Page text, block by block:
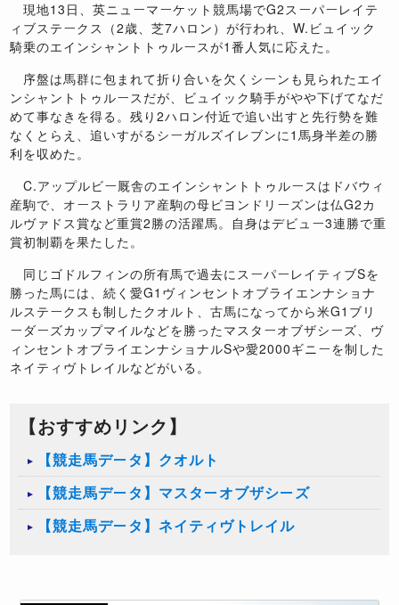
現地13日、英ニューマーケット競馬場でG2スーパーレイテ
ィブステークス（2歳、芝7ハロン）が行われ、W.ビュイック
騎乗のエインシャントトゥルースが1番人気に応えた。
序盤は馬群に包まれて折り合いを欠くシーンも見られたエイ
ンシャントトゥルースだが、ビュイック騎手がやや下げてなだ
めて事なきを得る。残り2ハロン付近で追い出すと先行勢を難
なくとらえ、追いすがるシーガルズイレブンに1馬身半差の勝
利を収めた。
C.アップルビー厩舎のエインシャントトゥルースはドバウィ
産駒で、オーストラリア産駒の母ビヨンドリーズンは仏G2カ
ルヴァドス賞など重賞2勝の活躍馬。自身はデビュー3連勝で重
賞初制覇を果たした。
同じゴドルフィンの所有馬で過去にスーパーレイティブSを
勝った馬には、続く愛G1ヴィンセントオブライエンナショナ
ルステークスも制したクオルト、古馬になってから米G1ブリ
ーダーズカップマイルなどを勝ったマスターオブザシーズ、ヴ
ィンセントオブライエンナショナルSや愛2000ギニーを制した
ネイティヴトレイルなどがいる。
【おすすめリンク】
【競走馬データ】クオルト
【競走馬データ】マスターオブザシーズ
【競走馬データ】ネイティヴトレイル